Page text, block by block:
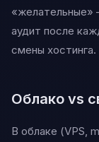
«желательные»
аудит после
смены хостинга.
Облако vs
В облаке (VPS,